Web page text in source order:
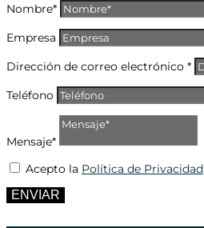
Nombre*
Empresa
Dirección de correo electrónico *
Teléfono
Mensaje*
Acepto la Política de Privacidad
ENVIAR